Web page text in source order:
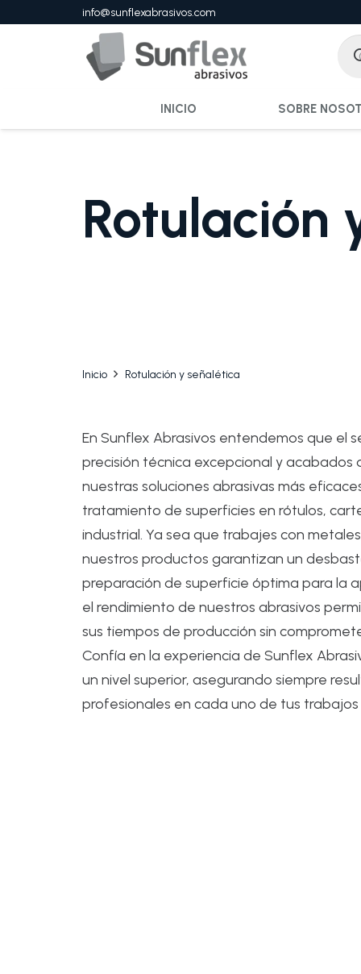
info@sunflexabrasivos.com
INICIO SOBRE
Rotulación
Inicio Rotulación y señalética
En Sunflex Abrasivos entendemos que el
precisión técnica excepcional y
nuestras soluciones abrasivas más
tratamiento de superficies en rótulos,
industrial. Ya sea que trabajes con
nuestros productos garantizan un
preparación de superficie óptima para la
el rendimiento de nuestros abrasivos
sus tiempos de producción sin
Confía en la experiencia de Sunflex
un nivel superior, asegurando siempre
profesionales en cada uno de tus